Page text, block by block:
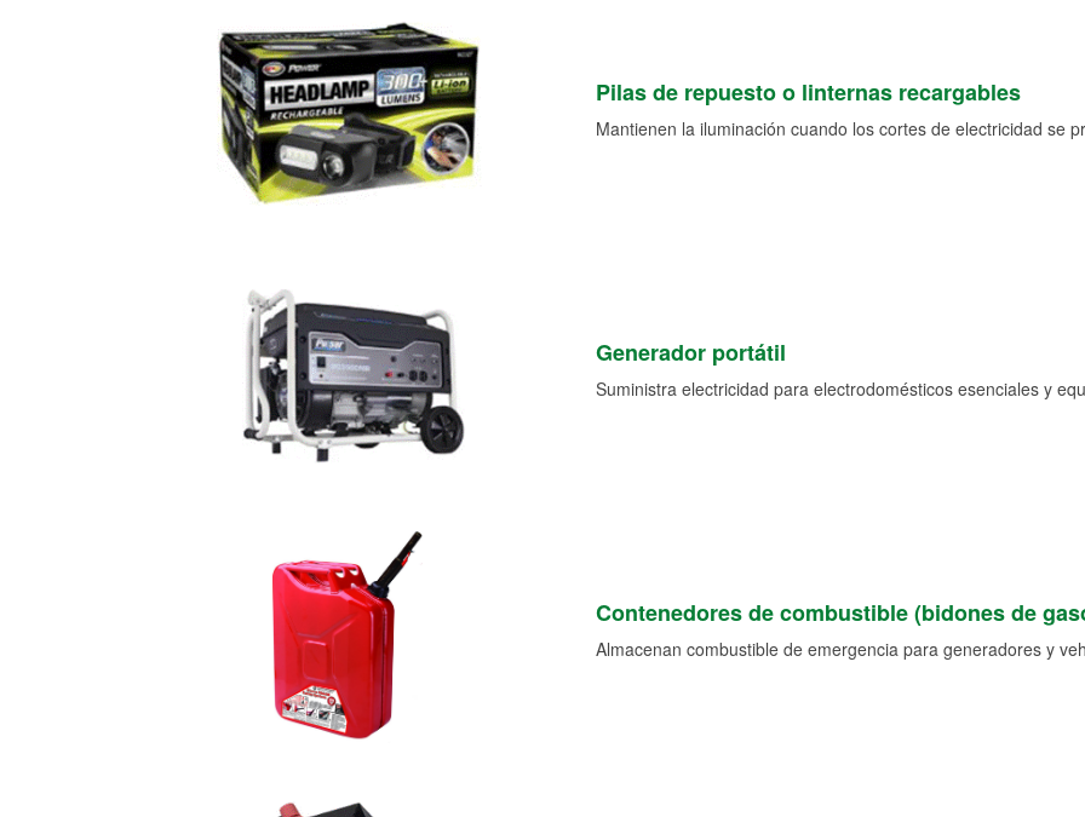
Pilas de repuesto o linternas recargables
Mantienen la iluminación cuando los cortes de electricidad se
Generador portátil
Suministra electricidad para electrodomésticos esenciales y
Contenedores de combustible (bidones de
Almacenan combustible de emergencia para generadores y